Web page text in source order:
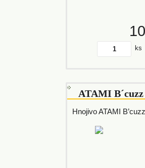
ks
ATAMI
Hnojivo ATAMI